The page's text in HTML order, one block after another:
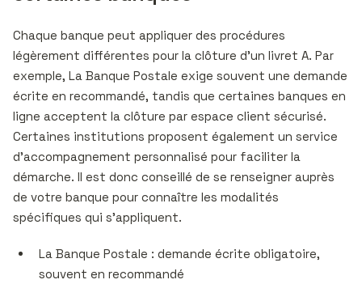
Chaque banque peut appliquer des procédures
légèrement différentes pour la clôture d’un livret A. Par
exemple, La Banque Postale exige souvent une demande
écrite en recommandé, tandis que certaines banques en
ligne acceptent la clôture par espace client sécurisé.
Certaines institutions proposent également un service
d’accompagnement personnalisé pour faciliter la
démarche. Il est donc conseillé de se renseigner auprès
de votre banque pour connaître les modalités
spécifiques qui s’appliquent.
La Banque Postale : demande écrite obligatoire,
souvent en recommandé